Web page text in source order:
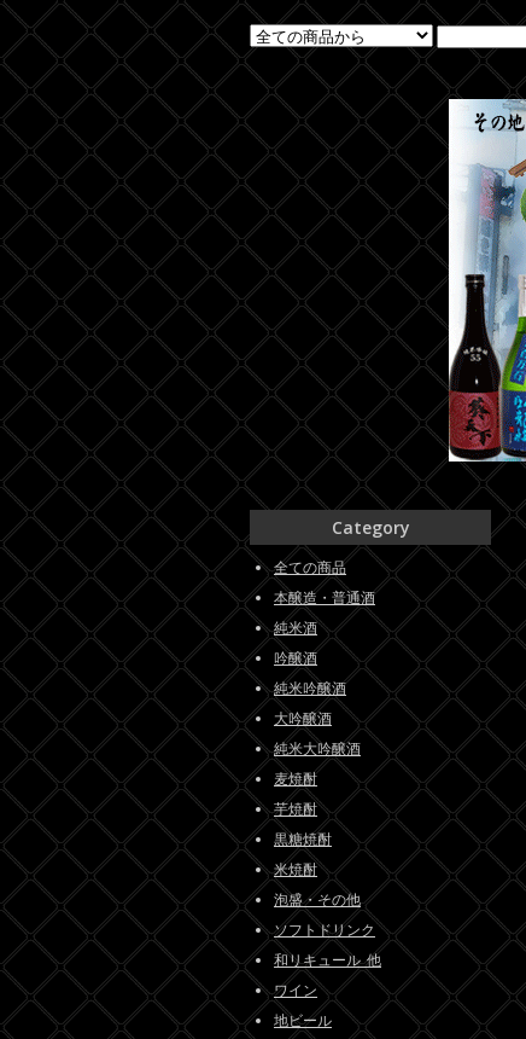
Category
全ての商品
本醸造・普通酒
純米酒
吟醸酒
純米吟醸酒
大吟醸酒
純米大吟醸酒
麦焼酎
芋焼酎
黒糖焼酎
米焼酎
泡盛・その他
ソフトドリンク
和リキュール_他
ワイン
地ビール